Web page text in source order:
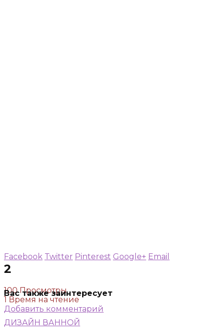
2
100 Просмотры
1 Время на чтение
Добавить комментарий
Facebook Twitter Pinterest Google+ Email
Вас также заинтересует
ДИЗАЙН ВАННОЙ